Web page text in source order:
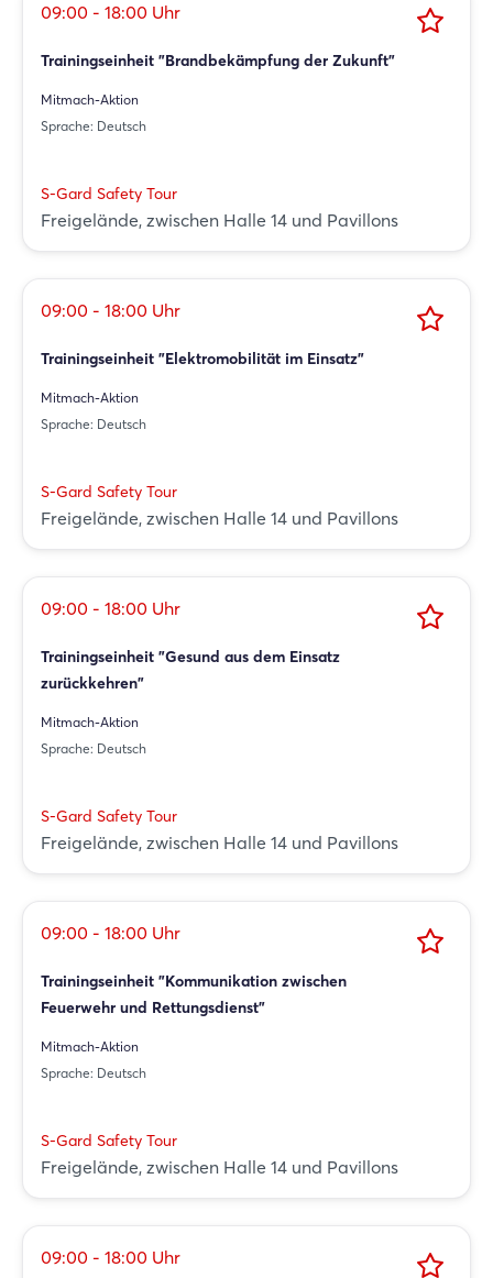
09:00 - 18:00 Uhr
Trainingseinheit "Brandbekämpfung der Zukunft"
Mitmach-Aktion
Sprache: Deutsch
S-Gard Safety Tour
Freigelände, zwischen Halle 14 und Pavillons
09:00 - 18:00 Uhr
Trainingseinheit "Elektromobilität im Einsatz"
Mitmach-Aktion
Sprache: Deutsch
S-Gard Safety Tour
Freigelände, zwischen Halle 14 und Pavillons
09:00 - 18:00 Uhr
Trainingseinheit "Gesund aus dem Einsatz
zurückkehren"
Mitmach-Aktion
Sprache: Deutsch
S-Gard Safety Tour
Freigelände, zwischen Halle 14 und Pavillons
09:00 - 18:00 Uhr
Trainingseinheit "Kommunikation zwischen
Feuerwehr und Rettungsdienst"
Mitmach-Aktion
Sprache: Deutsch
S-Gard Safety Tour
Freigelände, zwischen Halle 14 und Pavillons
09:00 - 18:00 Uhr